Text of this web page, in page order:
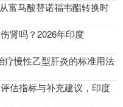
富马酸替诺福韦酯转换时
肾吗？2026年印度
疗慢性乙型肝炎的标准用法
估指标与补充建议，印度